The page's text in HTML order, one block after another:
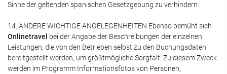
Sinne der geltenden spanischen Gesetzgebung zu verhindern.
14. ANDERE WICHTIGE ANGELEGENHEITEN Ebenso bemüht sich
Onlinetravel bei der Angabe der Beschreibungen der einzelnen
Leistungen, die von den Betrieben selbst zu den Buchungsdaten
bereitgestellt werden, um größtmögliche Sorgfalt. Zu diesem Zweck
werden im Programm Informationsfotos von Personen,